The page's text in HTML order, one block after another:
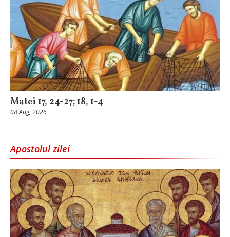
Matei 17, 24-27; 18, 1-4
08 Aug, 2026
Apostolul zilei